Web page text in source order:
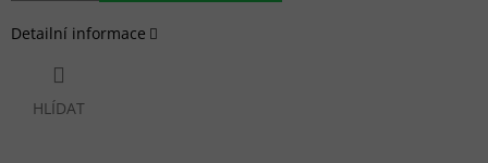
Detailní informace
HLÍDAT